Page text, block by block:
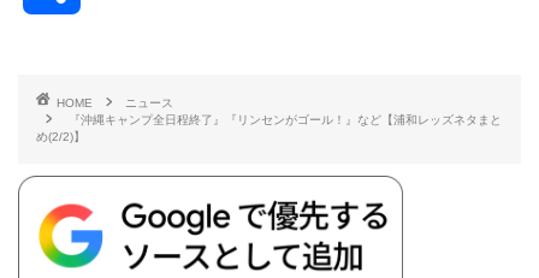
o r t
HOME
ニュース
『沖縄キャンプ全日程終了』『リンセンがゴール！』など【浦和レッズネタまと
め(2/2)】